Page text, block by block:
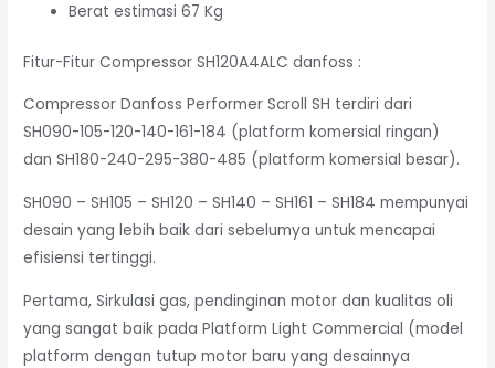
Berat estimasi 67 Kg
Fitur-Fitur Compressor SH120A4ALC danfoss :
Compressor Danfoss Performer Scroll SH terdiri dari
SH090-105-120-140-161-184 (platform komersial ringan)
dan SH180-240-295-380-485 (platform komersial besar).
SH090 – SH105 – SH120 – SH140 – SH161 – SH184 mempunyai
desain yang lebih baik dari sebelumya untuk mencapai
efisiensi tertinggi.
Pertama, Sirkulasi gas, pendinginan motor dan kualitas oli
yang sangat baik pada Platform Light Commercial (model
platform dengan tutup motor baru yang desainnya